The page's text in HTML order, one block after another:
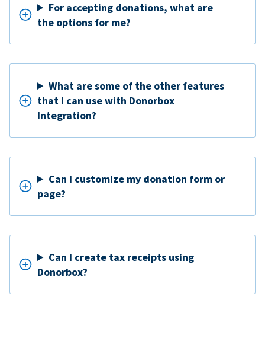
For accepting donations, what are
the options for me?
What are some of the other features
that I can use with Donorbox
Integration?
Can I customize my donation form or
page?
Can I create tax receipts using
Donorbox?